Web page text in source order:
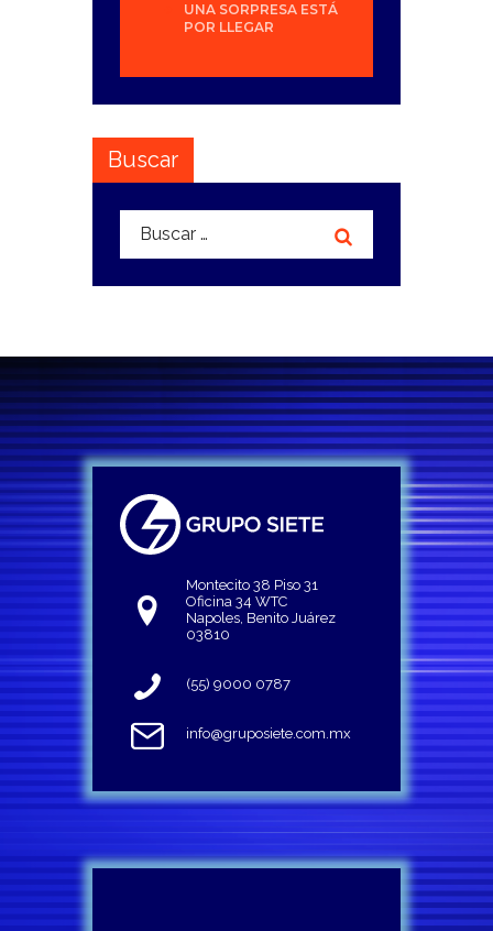
UNA SORPRESA ESTÁ
POR LLEGAR
Buscar
Buscar:
Montecito 38 Piso 31
Oficina 34 WTC
Napoles, Benito Juárez
03810
(55) 9000 0787
info@gruposiete.com.mx